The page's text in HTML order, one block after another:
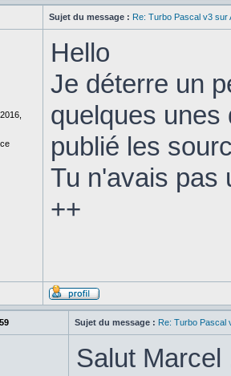
Sujet du message : Re: Turbo Pascal v3 sur
Hello
Je déterre un
quelques unes
publié les
Tu n'avais pas
++
Sujet du message : Re: Turbo Pascal
Salut Marcel